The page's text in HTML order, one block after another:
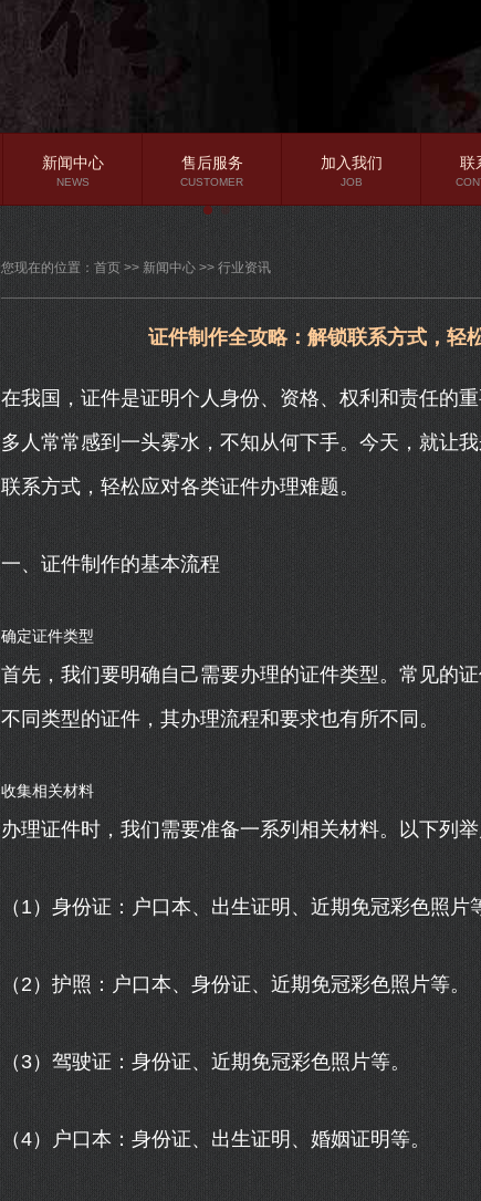
行业资讯
常见问题
新闻中心
NEWS
售后服务
CUSTOMER
加入我们
JOB
联
您现在的位置： 首页 >> 新闻中心 >> 行业资讯
证件制作全攻略：解锁联系方式，轻
在我国，证件是证明个人身份、资格、权利和责任的
多人常常感到一头雾水，不知从何下手。今天，就让
联系方式，轻松应对各类证件办理难题。
一、证件制作的基本流程
确定证件类型
首先，我们要明确自己需要办理的证件类型。常见的
不同类型的证件，其办理流程和要求也有所不同。
收集相关材料
办理证件时，我们需要准备一系列相关材料。以下列
（1）身份证：户口本、出生证明、近期免冠彩色照片
（2）护照：户口本、身份证、近期免冠彩色照片等。
（3）驾驶证：身份证、近期免冠彩色照片等。
（4）户口本：身份证、出生证明、婚姻证明等。